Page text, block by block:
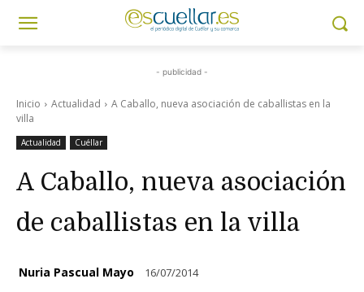
- publicidad -
Inicio Actualidad
A Caballo, nueva asociación de caballistas en la
villa
Actualidad Cuéllar
A Caballo, nueva asociación
de caballistas en la villa
Nuria Pascual Mayo 16/07/2014